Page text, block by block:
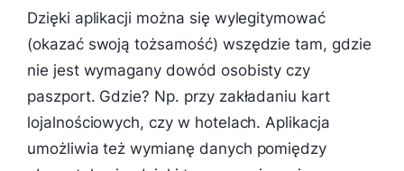
Dzięki aplikacji można się wylegitymować
(okazać swoją tożsamość) wszędzie tam, gdzie
nie jest wymagany dowód osobisty czy
paszport. Gdzie? Np. przy zakładaniu kart
lojalnościowych, czy w hotelach. Aplikacja
umożliwia też wymianę danych pomiędzy